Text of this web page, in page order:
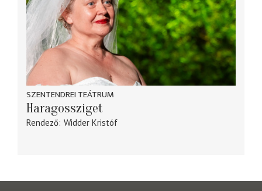
SZENTENDREI TEÁTRUM
Haragossziget
Rendező Widder Kristóf